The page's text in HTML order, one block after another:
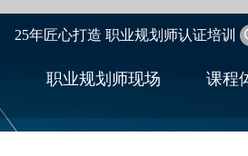
职业规划师现场 课程
25年匠心打造 职业规划师认证培训